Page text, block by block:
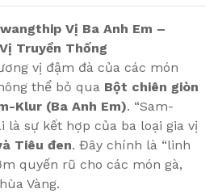
Vị Ba Anh Em –
Truyền Thống
vị đậm đà của các món
thể bỏ qua Bột chiên giòn
Klur (Ba Anh Em). “Sam-
là sự kết hợp của ba loại gia vị
Tiêu đen. Đây chính là “linh
quyến rũ cho các món gà,
Vàng.